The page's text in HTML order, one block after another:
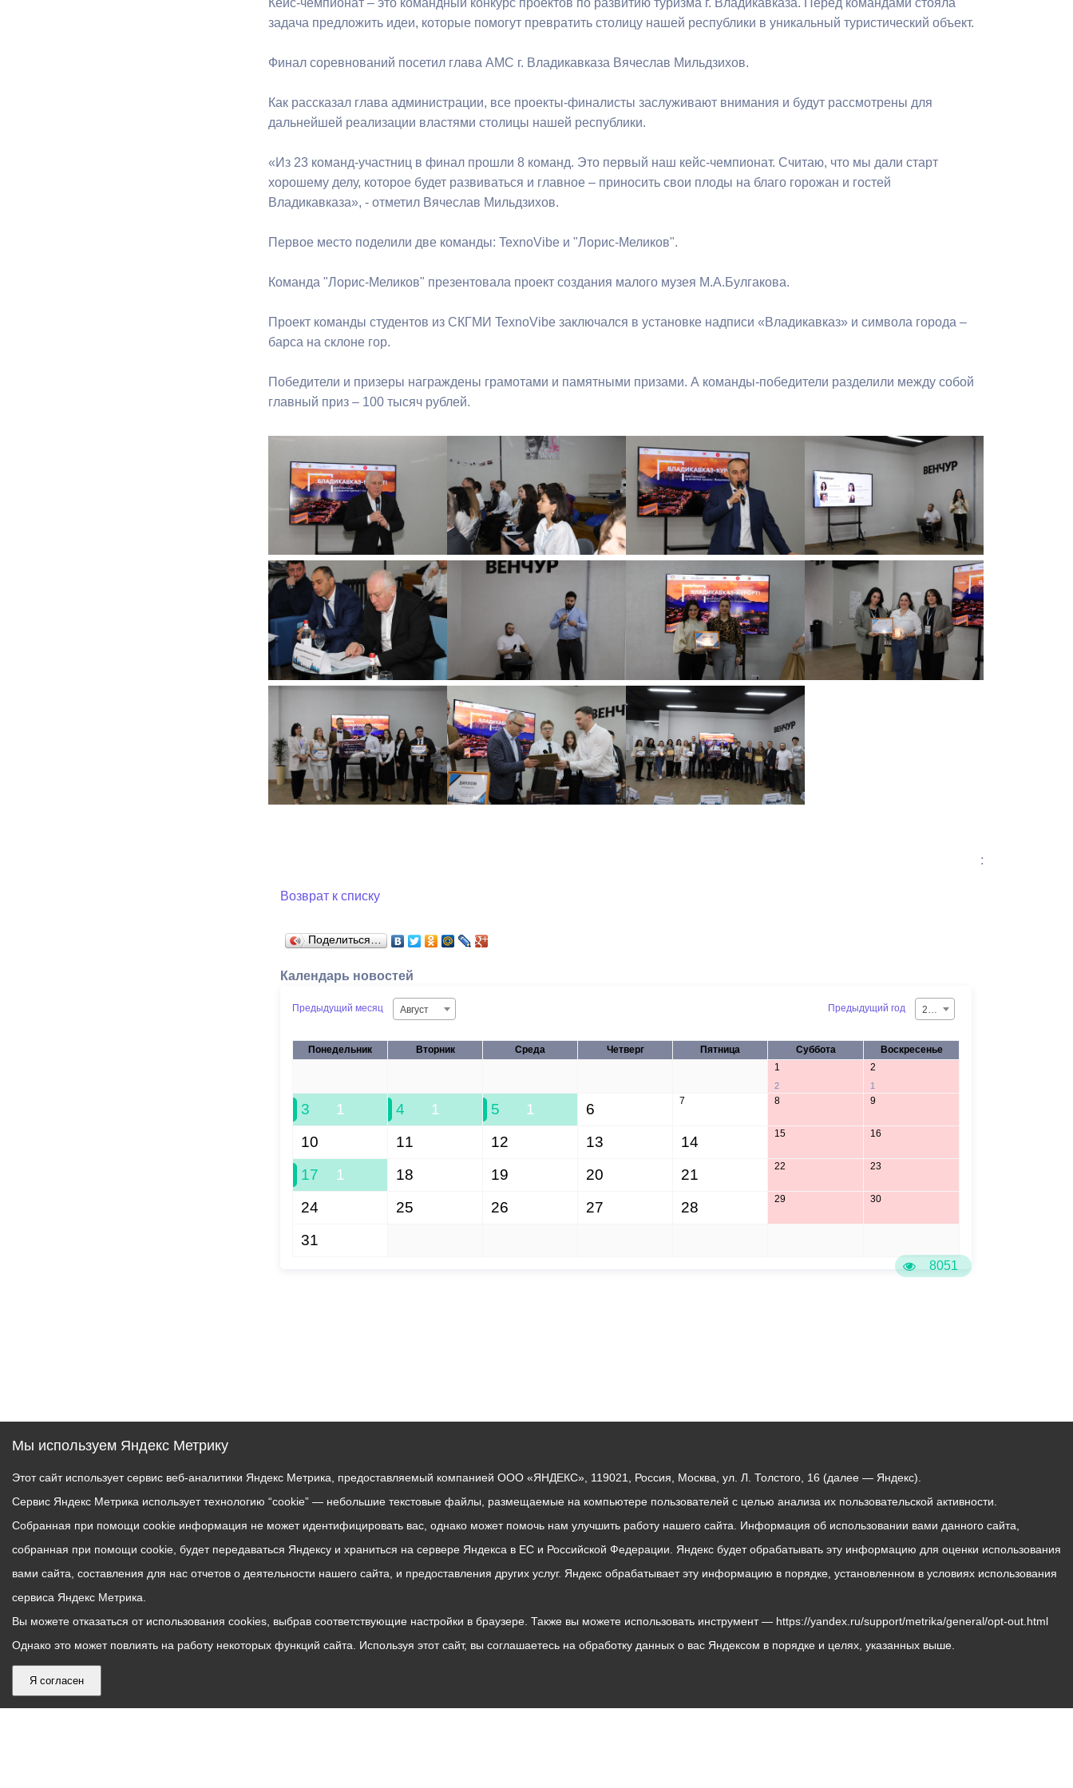
Бесплатная юридическая помощь
8051
Кейс-чемпионат – это командный конкурс проектов по развитию туризма г. Владикавказа. Перед командами стояла
задача предложить идеи, которые помогут превратить столицу нашей республики в уникальный туристический объект.
Финал соревнований посетил глава АМС г. Владикавказа Вячеслав Мильдзихов.
Как рассказал глава администрации, все проекты-финалисты заслуживают внимания и будут рассмотрены для
дальнейшей реализации властями столицы нашей республики.
«Из 23 команд-участниц в финал прошли 8 команд. Это первый наш кейс-чемпионат. Считаю, что мы дали старт
хорошему делу, которое будет развиваться и главное – приносить свои плоды на благо горожан и гостей
Владикавказа», - отметил Вячеслав Мильдзихов.
Первое место поделили две команды: TexnoVibe и "Лорис-Меликов".
Команда "Лорис-Меликов" презентовала проект создания малого музея М.А.Булгакова.
Проект команды студентов из СКГМИ TexnoVibe заключался в установке надписи «Владикавказ» и символа города –
барса на склоне гор.
Победители и призеры награждены грамотами и памятными призами. А команды-победители разделили между собой
главный приз – 100 тысяч рублей.
:
Возврат к списку
Поделиться…
Календарь новостей
Предыдущий месяц Август Предыдущий год 2026
Понедельник Вторник Среда Четверг Пятница Суббота Воскресенье
1
2
2
1
3 1 4 1 5 1 6 7 8 9
10 11 12 13 14 15 16
17 1 18 19 20 21 22 23
24 25 26 27 28 29 30
31
Мы используем Яндекс Метрику
Этот сайт использует сервис веб-аналитики Яндекс Метрика, предоставляемый компанией ООО «ЯНДЕКС», 119021, Россия, Москва, ул. Л. Толстого, 16 (далее — Яндекс).
Сервис Яндекс Метрика использует технологию “cookie” — небольшие текстовые файлы, размещаемые на компьютере пользователей с целью анализа их пользовательской активности.
Собранная при помощи cookie информация не может идентифицировать вас, однако может помочь нам улучшить работу нашего сайта. Информация об использовании вами данного сайта,
собранная при помощи cookie, будет передаваться Яндексу и храниться на сервере Яндекса в ЕС и Российской Федерации. Яндекс будет обрабатывать эту информацию для оценки использования
вами сайта, составления для нас отчетов о деятельности нашего сайта, и предоставления других услуг. Яндекс обрабатывает эту информацию в порядке, установленном в условиях использования
сервиса Яндекс Метрика.
Вы можете отказаться от использования cookies, выбрав соответствующие настройки в браузере. Также вы можете использовать инструмент — https://yandex.ru/support/metrika/general/opt-out.html
Однако это может повлиять на работу некоторых функций сайта. Используя этот сайт, вы соглашаетесь на обработку данных о вас Яндексом в порядке и целях, указанных выше.
Я согласен